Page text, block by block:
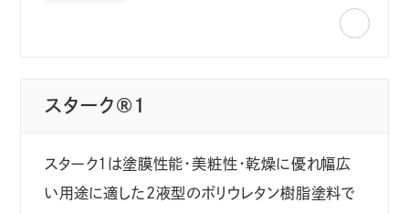
スターク®1
スターク１は塗膜性能・美粧性・乾燥に優れ幅広
い用途に適した２液型のポリウレタン樹脂塗料で